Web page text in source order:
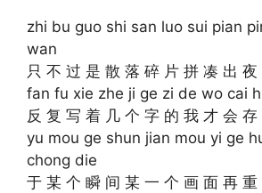
zhi bu guo shi san luo sui pian
wan
只 不 过 是 散 落 碎 片 拼 凑 出 夜
fan fu xie zhe ji ge zi de wo cai
反 复 写 着 几 个 字 的 我 才 会 存
yu mou ge shun jian mou yi ge
chong die
于 某 个 瞬 间 某 一 个 画 面 再 重